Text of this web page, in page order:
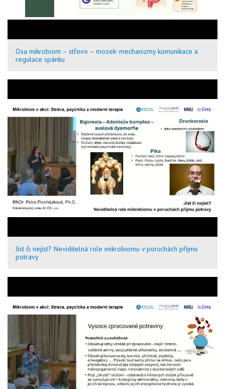
Osa mikrobiom – střevo – mozek: mechanizmy komunikace a
regulace spánku
Jíst či nejíst? Neviditelná role mikrobiomu v poruchách příjmu
potravy